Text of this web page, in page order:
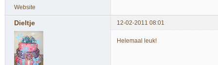
Website
Dieltje 12-02-2011 08:01
Helemaal leuk!